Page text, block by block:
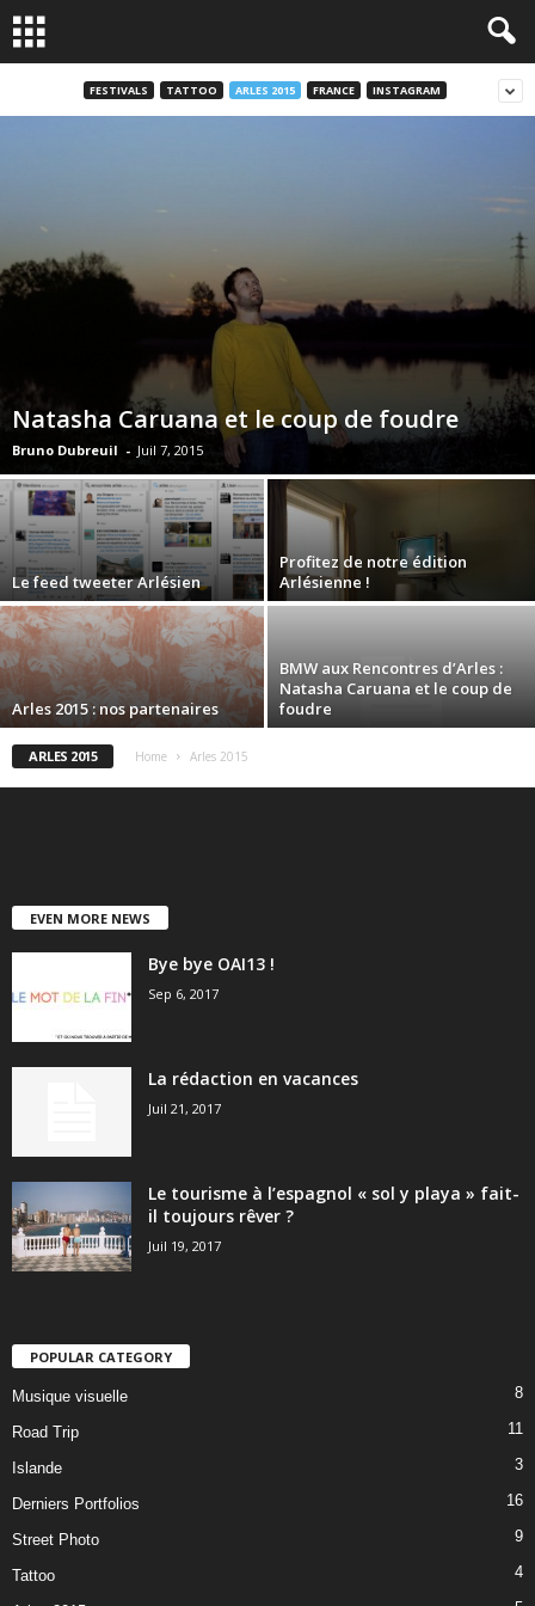
FESTIVALS TATTOO ARLES 2015 FRANCE INSTAGRAM
Natasha Caruana et le coup de foudre
Bruno Dubreuil - Juil 7, 2015
Le feed tweeter Arlésien
Profitez de notre édition
Arlésienne !
Arles 2015 : nos partenaires
BMW aux Rencontres d’Arles :
Natasha Caruana et le coup de
foudre
ARLES 2015 Home Arles 2015
EVEN MORE NEWS
Bye bye OAI13 !
Sep 6, 2017
La rédaction en vacances
Juil 21, 2017
Le tourisme à l’espagnol « sol y playa » fait-
il toujours rêver ?
Juil 19, 2017
POPULAR CATEGORY
Musique visuelle 8
Road Trip 11
Islande 3
Derniers Portfolios 16
Street Photo 9
Tattoo 4